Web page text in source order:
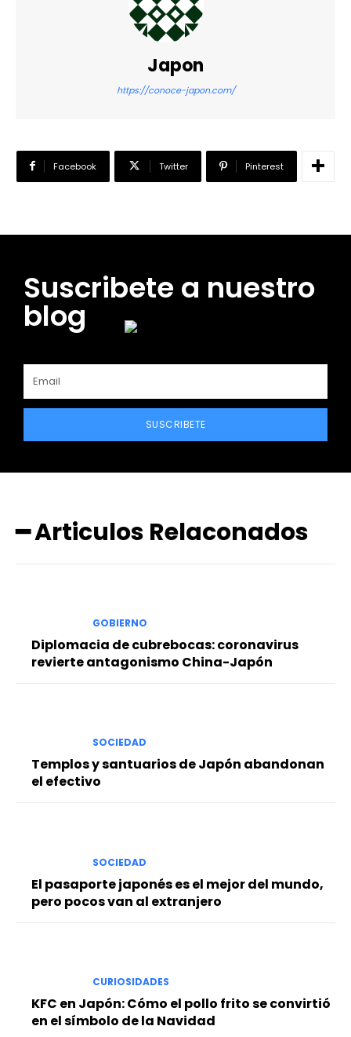
Japon
https://conoce-japon.com/
Facebook Twitter Pinterest
Suscribete a nuestro
blog
SUSCRIBETE
━ Articulos Relaconados
GOBIERNO
Diplomacia de cubrebocas: coronavirus
revierte antagonismo China-Japón
SOCIEDAD
Templos y santuarios de Japón abandonan
el efectivo
SOCIEDAD
El pasaporte japonés es el mejor del mundo,
pero pocos van al extranjero
CURIOSIDADES
KFC en Japón: Cómo el pollo frito se convirtió
en el símbolo de la Navidad